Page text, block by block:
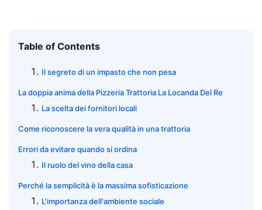
Table of Contents
Il segreto di un impasto che non pesa
La doppia anima della Pizzeria Trattoria La Locanda Del Re
La scelta dei fornitori locali
Come riconoscere la vera qualità in una trattoria
Errori da evitare quando si ordina
Il ruolo del vino della casa
Perché la semplicità è la massima sofisticazione
L'importanza dell'ambiente sociale